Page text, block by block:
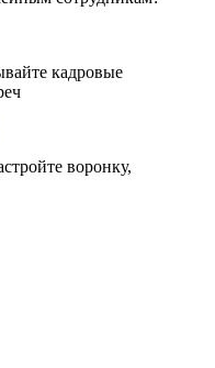
кадровые
воронку,